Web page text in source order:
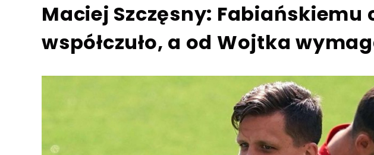
Maciej Szczęsny: Fabiańskiemu
współczuło, a od Wojtka